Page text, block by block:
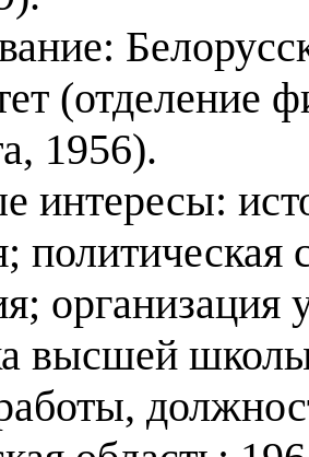
(отделение
1956).
интересы:
политическая
организация
высшей